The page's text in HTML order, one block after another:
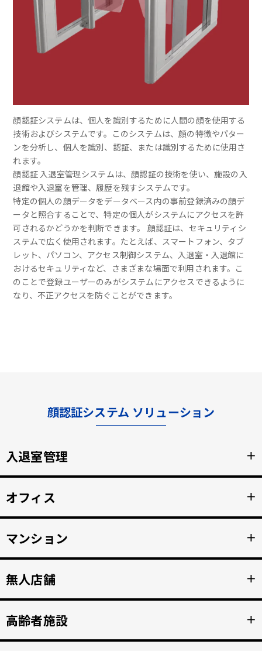
顔認証システムは、個人を識別するために人間の顔を使用する
技術およびシステムです。このシステムは、顔の特徴やパター
ンを分析し、個人を識別、認証、または識別するために使用さ
れます。
顔認証 入退室管理システムは、顔認証の技術を使い、施設の入
退館や入退室を管理、履歴を残すシステムです。
特定の個人の顔データをデータベース内の事前登録済みの顔デ
ータと照合することで、特定の個人がシステムにアクセスを許
可されるかどうかを判断できます。 顔認証は、セキュリティシ
ステムで広く使用されます。たとえば、スマートフォン、タブ
レット、パソコン、アクセス制御システム、入退室・入退館に
おけるセキュリティなど、さまざまな場面で利用されます。こ
のことで登録ユーザーのみがシステムにアクセスできるように
なり、不正アクセスを防ぐことができます。
顔認証システム ソリューション
入退室管理 ＋
くし、紛失のリスクと再発行コストの削減。
詳細を見る >>
オフィス ＋
動勤怠管理。
詳細を見る >>
マンション ＋
スマホへ接続。 入居者の顔を認証して、手ぶらでドア解
錠。
詳細を見る >>
無人店舗 ＋
時間無人営業を実現。
詳細を見る >>
高齢者施設 ＋